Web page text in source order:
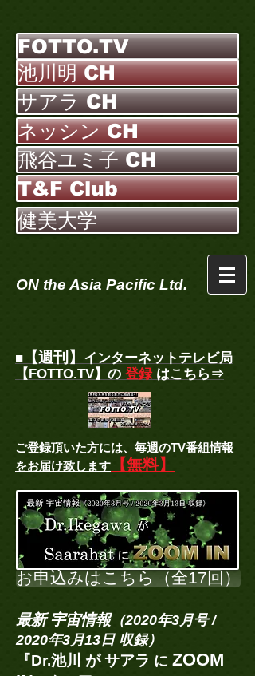
FOTTO.TV
池川明 CH
サアラ CH
ネッシン CH
飛谷ユミ子 CH
T&F Club
健美大学
ON the Asia Pacific Ltd.
■ 【週刊】
インターネットテレビ局
【FOTTO.TV】の 登録 はこちら⇒
ご登録頂いた方には、 毎週のTV番組情報
をお届け致します
【無料】
お申込みはこちら（全17回）
最新 宇宙情報（2020年3月号 /
2020年3月13日 収録）
『Dr.池川 が サアラ に ZOOM